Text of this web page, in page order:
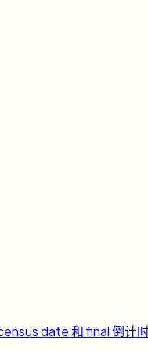
date 和 final 倒计